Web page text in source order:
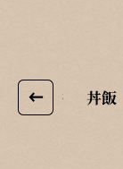
燒餅 丼飯